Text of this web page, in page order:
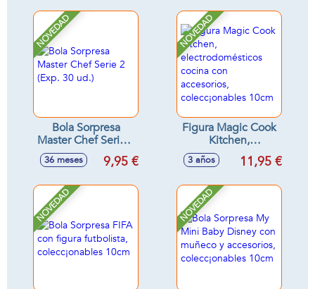
nacimiento,
colecc¡onables
NOVEDAD
Bola Sorpresa
Master Chef Serie 2
(Exp. 30 ud.)
36 meses 9,95 €
NOVEDAD
Figura Magic Cook
Kitchen,
electrodomésticos
cocina con
colecc¡onables
3 años 11,95 €
NOVEDAD NOVEDAD